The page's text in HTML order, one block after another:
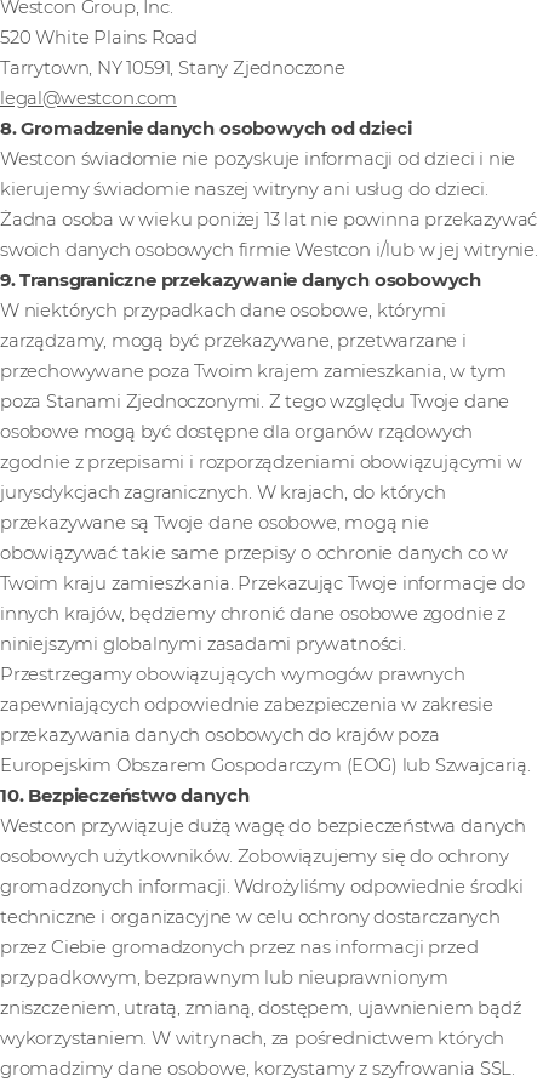
Westcon Group, Inc.
520 White Plains Road
Tarrytown, NY 10591, Stany Zjednoczone
legal@westcon.com
8. Gromadzenie danych osobowych od dzieci
Westcon świadomie nie pozyskuje informacji od dzieci i nie
kierujemy świadomie naszej witryny ani usług do dzieci.
Żadna osoba w wieku poniżej 13 lat nie powinna przekazywać
swoich danych osobowych firmie Westcon i/lub w jej witrynie.
9. Transgraniczne przekazywanie danych osobowych
W niektórych przypadkach dane osobowe, którymi
zarządzamy, mogą być przekazywane, przetwarzane i
przechowywane poza Twoim krajem zamieszkania, w tym
poza Stanami Zjednoczonymi. Z tego względu Twoje dane
osobowe mogą być dostępne dla organów rządowych
zgodnie z przepisami i rozporządzeniami obowiązującymi w
jurysdykcjach zagranicznych. W krajach, do których
przekazywane są Twoje dane osobowe, mogą nie
obowiązywać takie same przepisy o ochronie danych co w
Twoim kraju zamieszkania. Przekazując Twoje informacje do
innych krajów, będziemy chronić dane osobowe zgodnie z
niniejszymi globalnymi zasadami prywatności.
Przestrzegamy obowiązujących wymogów prawnych
zapewniających odpowiednie zabezpieczenia w zakresie
przekazywania danych osobowych do krajów poza
Europejskim Obszarem Gospodarczym (EOG) lub Szwajcarią.
10. Bezpieczeństwo danych
Westcon przywiązuje dużą wagę do bezpieczeństwa danych
osobowych użytkowników. Zobowiązujemy się do ochrony
gromadzonych informacji. Wdrożyliśmy odpowiednie środki
techniczne i organizacyjne w celu ochrony dostarczanych
przez Ciebie gromadzonych przez nas informacji przed
przypadkowym, bezprawnym lub nieuprawnionym
zniszczeniem, utratą, zmianą, dostępem, ujawnieniem bądź
wykorzystaniem. W witrynach, za pośrednictwem których
gromadzimy dane osobowe, korzystamy z szyfrowania SSL.